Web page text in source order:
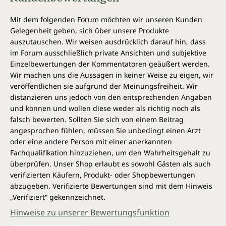
geerntet und labortechnisch auf seine Qualität und
Reinheit überprüft. Das Produkt kann beispielsweise
bedenkenlos für die Herstellung von Naturkosmetik
wie Salben verwendet werden. Die Braunglasflasche
schützt den hochwertigen Inhalt und die Pipette
erleichtert die exakte Dosierung.
Der Name Drachenblut geht auf Dichter der Antike
zurück. So führte unter anderem Plinius der Ältere
den Namen Drachenblut für das in der Antike als
magisch geltende Baumharz auf die Vermischung
des Blutes eines Elefanten und eines Drachen im
Kampf zurück.
Da es sich um ein Naturprodukt handelt, können
Farbe und Konsistenz der Flüssigkeit je nach Charge
variieren. Auf die Produktqualität hat dies keinerlei
Einfluss. Die Farbe und Dichte der Flüssigkeit hängen
z. B. vom Alter des Baumes und dem Gebiet ab, in
welchem dieser wächst. Zudem gibt es 9 Arten von
Drachenblutbäumen im Amazonaswald.
Mit dem folgenden Forum möchten wir unseren Kunden
Gelegenheit geben, sich über unsere Produkte
auszutauschen. Wir weisen ausdrücklich darauf hin, dass
im Forum ausschließlich private Ansichten und subjektive
Einzelbewertungen der Kommentatoren geäußert werden.
Wir machen uns die Aussagen in keiner Weise zu eigen, wir
veröffentlichen sie aufgrund der Meinungsfreiheit. Wir
distanzieren uns jedoch von den entsprechenden Angaben
und können und wollen diese weder als richtig noch als
falsch bewerten. Sollten Sie sich von einem Beitrag
angesprochen fühlen, müssen Sie unbedingt einen Arzt
oder eine andere Person mit einer anerkannten
Fachqualifikation hinzuziehen, um den Wahrheitsgehalt zu
überprüfen. Unser Shop erlaubt es sowohl Gästen als auch
verifizierten Käufern, Produkt- oder Shopbewertungen
abzugeben. Verifizierte Bewertungen sind mit dem Hinweis
„Verifiziert“ gekennzeichnet.
Hinweise zu unserer Bewertungsfunktion